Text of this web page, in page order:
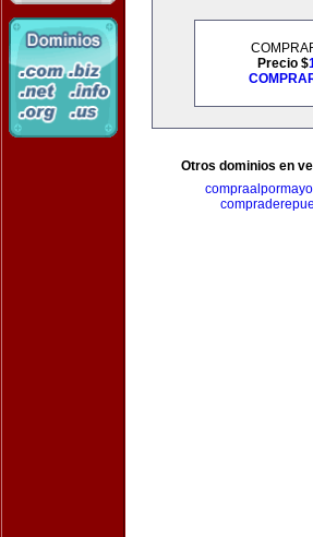
Precio $
Otros dominios en